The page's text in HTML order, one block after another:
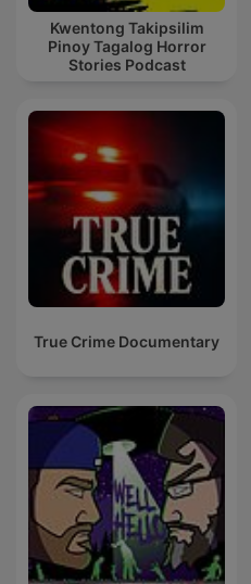
Kwentong Takipsilim
Pinoy Tagalog Horror
Stories Podcast
True Crime Documentary